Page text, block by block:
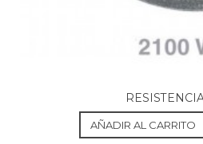
BALAY, 3KF6654M11
BALAY, 3KF6654M14
BALAY, 3KF6654M16
AÑADIR AL CARRITO